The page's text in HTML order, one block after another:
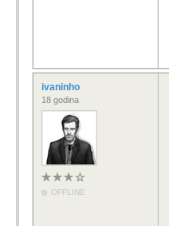
ivaninho
18 godina
OFFLINE